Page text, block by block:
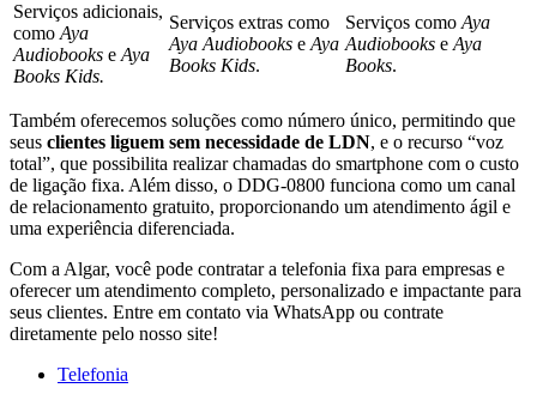
Serviços adicionais,
como Aya
Audiobooks e Aya
Books Kids.
Serviços extras como
Aya Audiobooks e Aya
Books Kids.
Serviços como Aya
Audiobooks e Aya
Books.
Também oferecemos soluções como número único, permitindo que
seus clientes liguem sem necessidade de LDN, e o recurso “voz
total”, que possibilita realizar chamadas do smartphone com o custo
de ligação fixa. Além disso, o DDG-0800 funciona como um canal
de relacionamento gratuito, proporcionando um atendimento ágil e
uma experiência diferenciada.
Com a Algar, você pode contratar a telefonia fixa para empresas e
oferecer um atendimento completo, personalizado e impactante para
seus clientes. Entre em contato via WhatsApp ou contrate
diretamente pelo nosso site!
Telefonia